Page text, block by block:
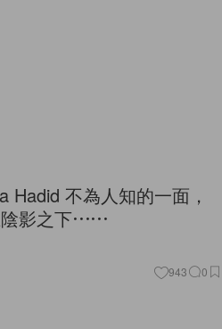
Hadid 不為人知的一面，
陰影之下⋯⋯
943 0